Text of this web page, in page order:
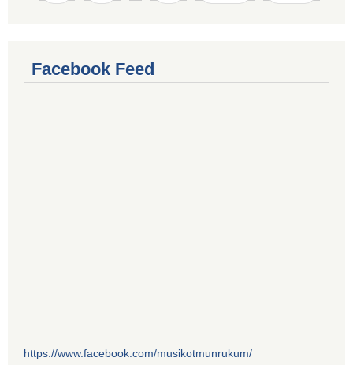
Facebook Feed
https://www.facebook.com/musikotmunrukum/